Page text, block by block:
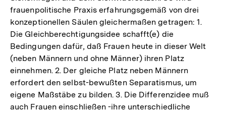
frauenpolitische Praxis erfahrungsgemäß von drei
konzeptionellen Säulen gleichermaßen getragen: 1.
Die Gleichberechtigungsidee schafft(e) die
Bedingungen dafür, daß Frauen heute in dieser Welt
(neben Männern und ohne Männer) ihren Platz
einnehmen. 2. Der gleiche Platz neben Männern
erfordert den selbst-bewußten Separatismus, um
eigene Maßstäbe zu bilden. 3. Die Differenzidee muß
auch Frauen einschließen -ihre unterschiedliche